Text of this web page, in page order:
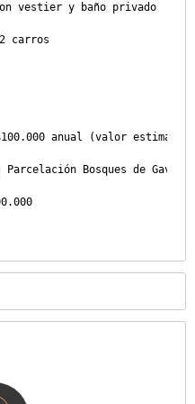
vestier y baño privado
carros
anual (valor
Parcelación Bosques de